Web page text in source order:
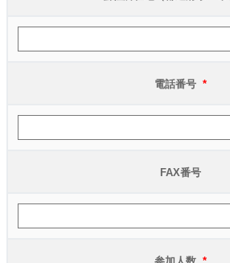
電話番号 *
FAX番号